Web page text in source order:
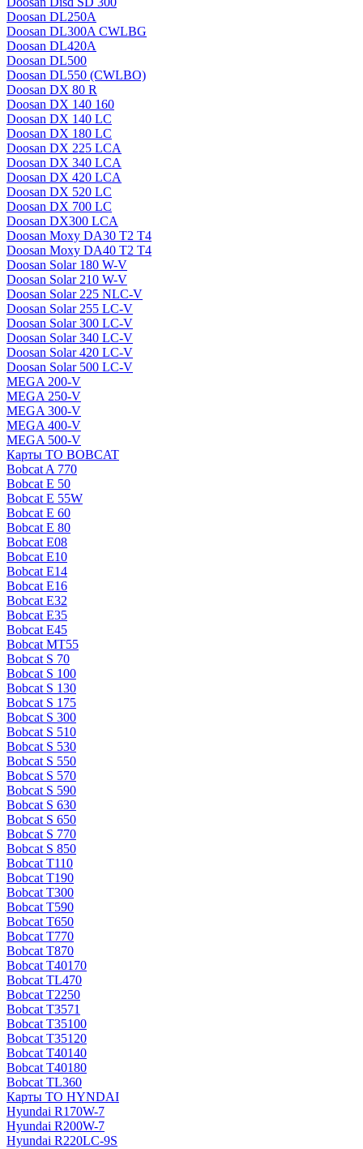
Doosan DL250A
Doosan DL300A CWLBG
Doosan DL420A
Doosan DL500
Doosan DL550 (CWLBO)
Doosan DX 80 R
Doosan DX 140 160
Doosan DX 140 LC
Doosan DX 180 LC
Doosan DX 225 LCA
Doosan DX 340 LCA
Doosan DX 420 LCA
Doosan DX 520 LC
Doosan DX 700 LC
Doosan DX300 LCA
Doosan Moxy DA30 T2 T4
Doosan Moxy DA40 T2 T4
Doosan Solar 180 W-V
Doosan Solar 210 W-V
Doosan Solar 225 NLC-V
Doosan Solar 255 LC-V
Doosan Solar 300 LC-V
Doosan Solar 340 LC-V
Doosan Solar 420 LC-V
Doosan Solar 500 LC-V
MEGA 200-V
MEGA 250-V
MEGA 300-V
MEGA 400-V
MEGA 500-V
Карты ТО BOBCAT
Bobcat A 770
Bobcat E 50
Bobcat E 55W
Bobcat E 60
Bobcat E 80
Bobcat E08
Bobcat E10
Bobcat E14
Bobcat E16
Bobcat E32
Bobcat E35
Bobcat E45
Bobcat MT55
Bobcat S 70
Bobcat S 100
Bobcat S 130
Bobcat S 175
Bobcat S 300
Bobcat S 510
Bobcat S 530
Bobcat S 550
Bobcat S 570
Bobcat S 590
Bobcat S 630
Bobcat S 650
Bobcat S 770
Bobcat S 850
Bobcat T110
Bobcat T190
Bobcat T300
Bobcat T590
Bobcat T650
Bobcat T770
Bobcat T870
Bobcat T40170
Bobcat TL470
Bobcat Т2250
Bobcat Т3571
Bobcat Т35100
Bobcat Т35120
Bobcat Т40140
Bobcat Т40180
Bobcat ТL360
Карты ТО HYNDAI
Hyundai R170W-7
Hyundai R200W-7
Hyundai R220LC-9S